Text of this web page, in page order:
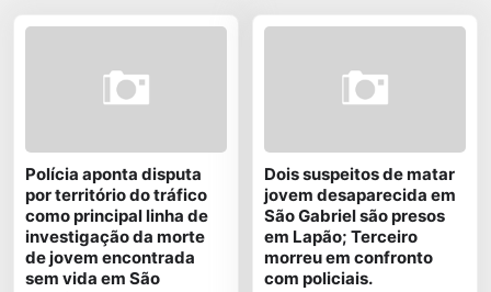
Polícia aponta disputa
por território do tráfico
como principal linha de
investigação da morte
de jovem encontrada
sem vida em São
Dois suspeitos de matar
jovem desaparecida em
São Gabriel são presos
em Lapão; Terceiro
morreu em confronto
com policiais.